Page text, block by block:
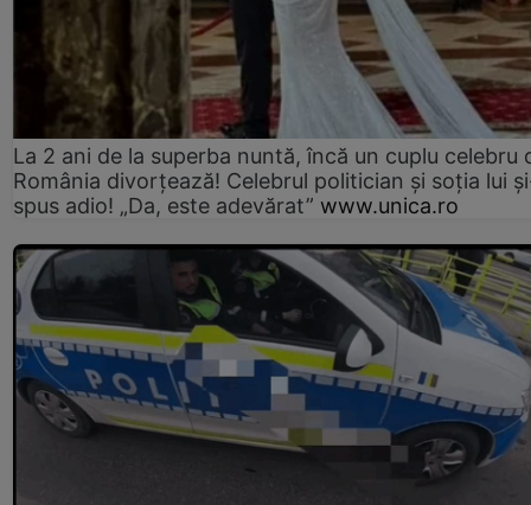
La 2 ani de la superba nuntă, încă un cuplu celebru
România divorțează! Celebrul politician și soția lui
spus adio! „Da, este adevărat” www.unica.ro